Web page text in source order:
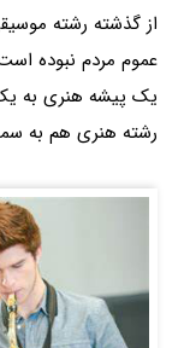
از گذشته رشته
عموم مردم نبوده
یک پیشه هنری به
رشته هنری هم به